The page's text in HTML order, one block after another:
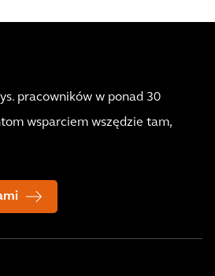
pracowników w ponad 30
wsparciem wszędzie tam,